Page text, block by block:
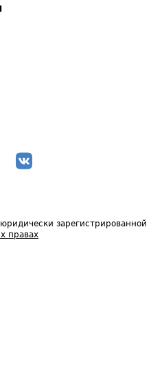
зарегистрированной
правах